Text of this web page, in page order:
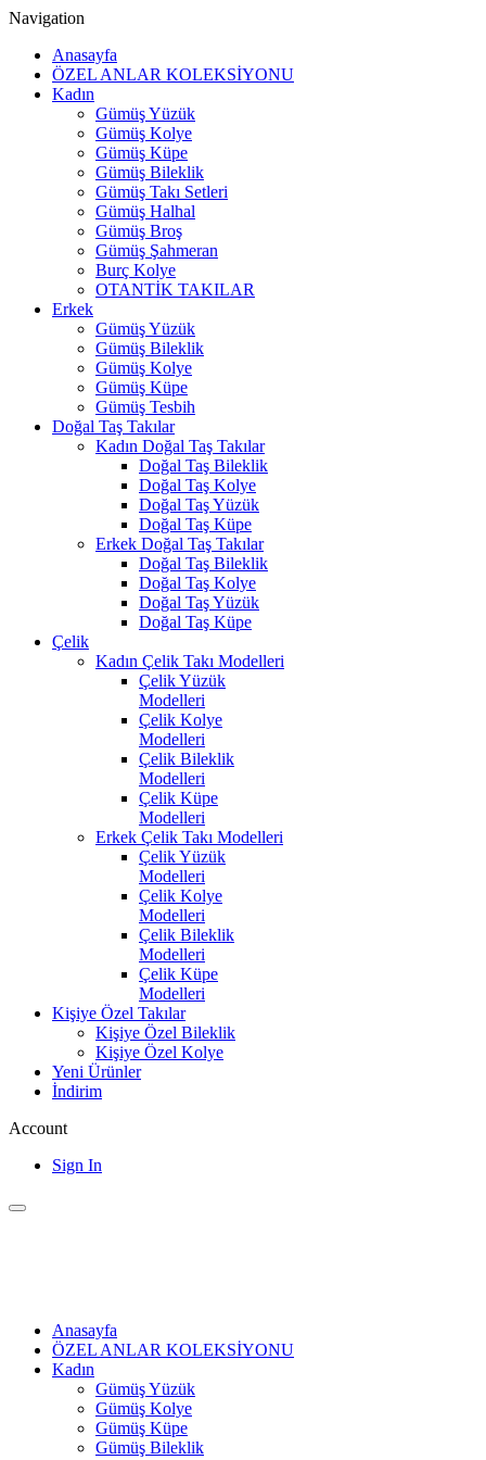
Navigation
Anasayfa
ÖZEL ANLAR KOLEKSİYONU
Kadın
Gümüş Yüzük
Gümüş Kolye
Gümüş Küpe
Gümüş Bileklik
Gümüş Takı Setleri
Gümüş Halhal
Gümüş Broş
Gümüş Şahmeran
Burç Kolye
OTANTİK TAKILAR
Erkek
Gümüş Yüzük
Gümüş Bileklik
Gümüş Kolye
Gümüş Küpe
Gümüş Tesbih
Doğal Taş Takılar
Kadın Doğal Taş Takılar
Doğal Taş Bileklik
Doğal Taş Kolye
Doğal Taş Yüzük
Doğal Taş Küpe
Erkek Doğal Taş Takılar
Doğal Taş Bileklik
Doğal Taş Kolye
Doğal Taş Yüzük
Doğal Taş Küpe
Çelik
Kadın Çelik Takı Modelleri
Çelik Yüzük
Modelleri
Çelik Kolye
Modelleri
Çelik Bileklik
Modelleri
Çelik Küpe
Modelleri
Erkek Çelik Takı Modelleri
Çelik Yüzük
Modelleri
Çelik Kolye
Modelleri
Çelik Bileklik
Modelleri
Çelik Küpe
Modelleri
Kişiye Özel Takılar
Kişiye Özel Bileklik
Kişiye Özel Kolye
Yeni Ürünler
İndirim
Account
Sign In
Anasayfa
ÖZEL ANLAR KOLEKSİYONU
Kadın
Gümüş Yüzük
Gümüş Kolye
Gümüş Küpe
Gümüş Bileklik